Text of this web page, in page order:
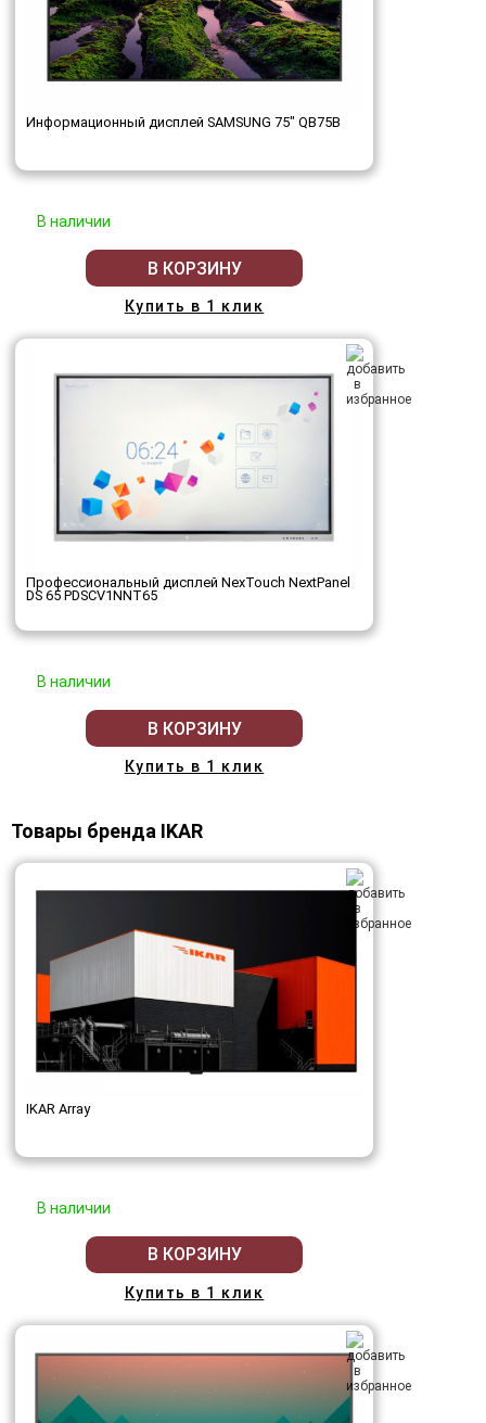
Информационный дисплей SAMSUNG 75" QB75B
В наличии
В КОРЗИНУ
Купить в 1 клик
Профессиональный дисплей NexTouch NextPanel
DS 65 PDSCV1NNT65
В наличии
В КОРЗИНУ
Купить в 1 клик
Товары бренда IKAR
IKAR Array
В наличии
В КОРЗИНУ
Купить в 1 клик